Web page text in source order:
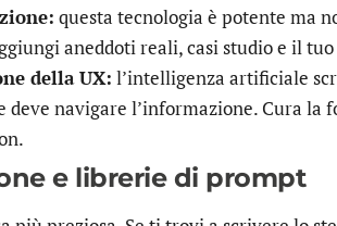
questa tecnologia è potente ma
aneddoti reali, casi studio e il
della UX: l’intelligenza artificiale
deve navigare l’informazione. Cura la
e librerie di prompt